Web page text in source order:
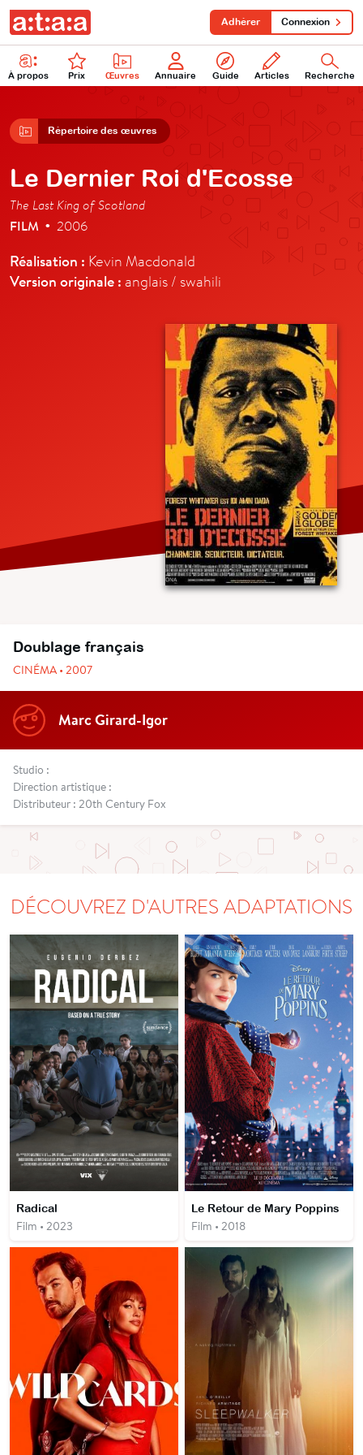
À propos Prix Œuvres Annuaire Guide Articles Recherche
Adhérer Connexion
Répertoire des œuvres
Le Dernier Roi d'Ecosse
The Last King of Scotland
FILM • 2006
Réalisation : Kevin Macdonald
Version originale : anglais / swahili
Doublage français
CINÉMA • 2007
Marc Girard-Igor
Studio :
Direction artistique :
Distributeur : 20th Century Fox
DÉCOUVREZ D'AUTRES ADAPTATIONS
Radical
Film • 2023
Le Retour de Mary Poppins
Film • 2018